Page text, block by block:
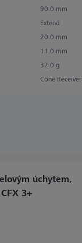
90.0 mm
Extend
20.0 mm
11.0 mm
32.0 g
Cone Receiver
úchytem,
3+